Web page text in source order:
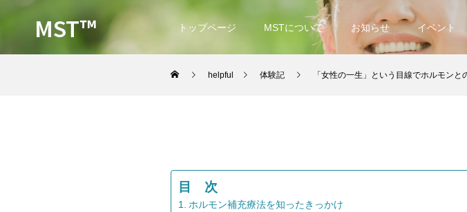
MST™ トップページ MSTについて お知らせ イベント
helpful 体験記 「女性の一生」という目線でホルモン
目 次
ホルモン補充療法を知ったきっかけ